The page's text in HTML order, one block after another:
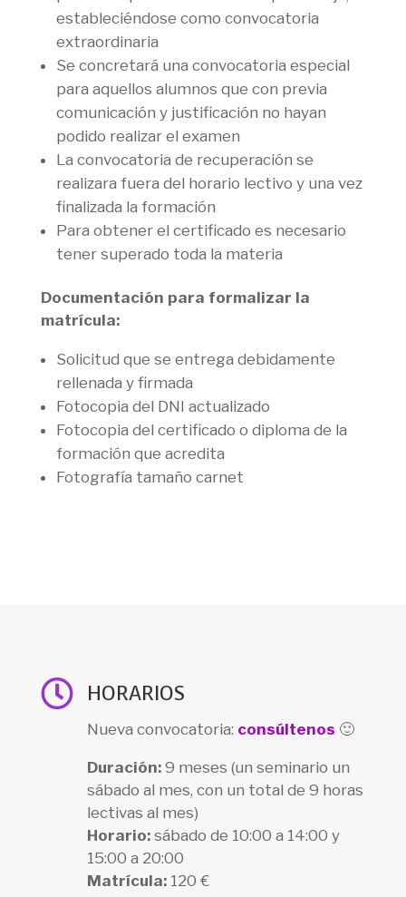
estableciéndose como convocatoria
extraordinaria
Se concretará una convocatoria especial
para aquellos alumnos que con previa
comunicación y justificación no hayan
podido realizar el examen
La convocatoria de recuperación se
realizara fuera del horario lectivo y una vez
finalizada la formación
Para obtener el certificado es necesario
tener superado toda la materia
Documentación para formalizar la
matrícula:
Solicitud que se entrega debidamente
rellenada y firmada
Fotocopia del DNI actualizado
Fotocopia del certificado o diploma de la
formación que acredita
Fotografía tamaño carnet
 HORARIOS
Nueva convocatoria: consúltenos 🙂
Duración:9 meses (un seminario un
sábado al mes, con un total de 9 horas
lectivas al mes)
Horario: sábado de 10:00 a 14:00 y
15:00 a 20:00
Matrícula:120 €